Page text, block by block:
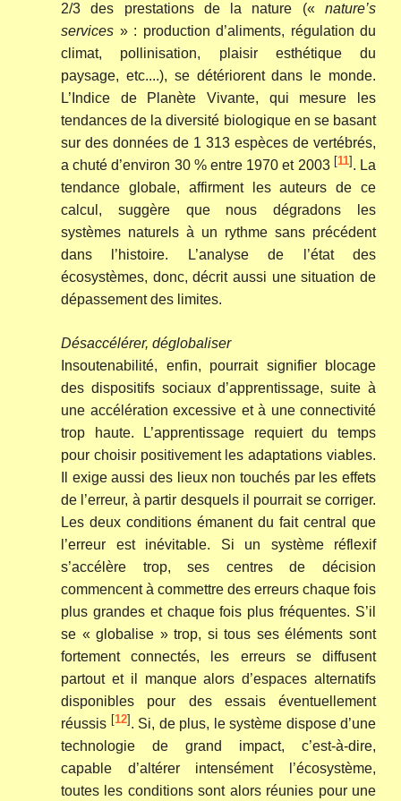
2/3 des prestations de la nature (« nature’s
services » : production d’aliments, régulation du
climat, pollinisation, plaisir esthétique du
paysage, etc....), se détériorent dans le monde.
L’Indice de Planète Vivante, qui mesure les
tendances de la diversité biologique en se basant
sur des données de 1 313 espèces de vertébrés,
a chuté d’environ 30 % entre 1970 et 2003 [11]. La
tendance globale, affirment les auteurs de ce
calcul, suggère que nous dégradons les
systèmes naturels à un rythme sans précédent
dans l’histoire. L’analyse de l’état des
écosystèmes, donc, décrit aussi une situation de
dépassement des limites.
Désaccélérer, déglobaliser
Insoutenabilité, enfin, pourrait signifier blocage
des dispositifs sociaux d’apprentissage, suite à
une accélération excessive et à une connectivité
trop haute. L’apprentissage requiert du temps
pour choisir positivement les adaptations viables.
Il exige aussi des lieux non touchés par les effets
de l’erreur, à partir desquels il pourrait se corriger.
Les deux conditions émanent du fait central que
l’erreur est inévitable. Si un système réflexif
s’accélère trop, ses centres de décision
commencent à commettre des erreurs chaque fois
plus grandes et chaque fois plus fréquentes. S’il
se « globalise » trop, si tous ses éléments sont
fortement connectés, les erreurs se diffusent
partout et il manque alors d’espaces alternatifs
disponibles pour des essais éventuellement
réussis [12]. Si, de plus, le système dispose d’une
technologie de grand impact, c’est-à-dire,
capable d’altérer intensément l’écosystème,
toutes les conditions sont alors réunies pour une